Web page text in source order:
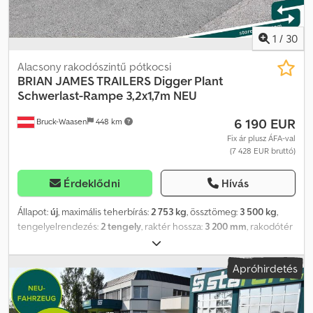
1 / 30
Bruck-Waasen 448 km
Alacsony rakodószintű pótkocsi
BRIAN JAMES TRAILERS Digger Plant
Schwerlast-Rampe 3,2x1,7m NEU
6 190 EUR
Fix ár plusz ÁFA-val
(7 428 EUR bruttó)
Érdeklődni Hívás
Állapot:új, maximális teherbírás:2 753 kg, össztömeg: 3 500 kg,
tengelyelrendezés:2 tengely, raktér hossza: 3 200 mm, rakodótér
, Brian James Trailers Digger Plant
nehézgépszállító rampa, 3,2 m x 1,7 m, ÚJ Minden egy pillantással ·
Első forgalomba helyezés: Új jármű · Szín: Horganyzott · Össztömeg:
3500 kg · Saját tömeg: 645 kg · Hasznos teherbírás: 2753 kg Dodpfx
Aozr Tddjifekr · Gumiabroncsok: 195/60 R12 · Megjegyzés: Azonnal
Apróhirdetés